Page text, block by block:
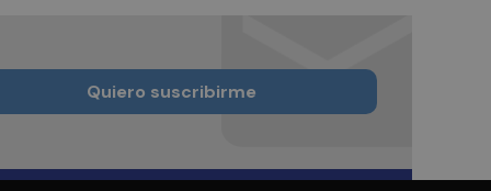
Quiero suscribirme